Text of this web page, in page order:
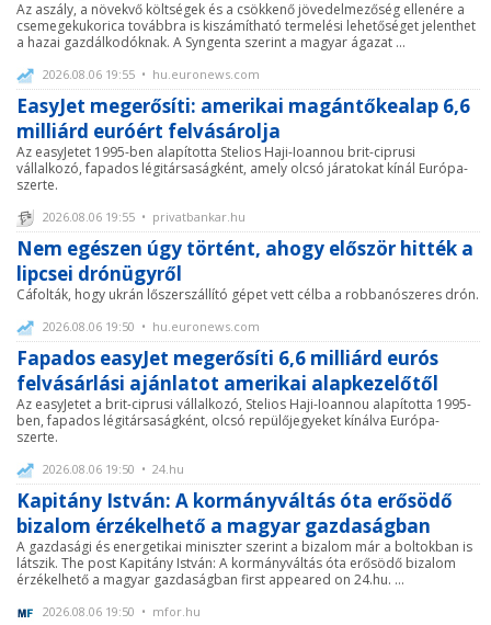
Az aszály, a növekvő költségek és a csökkenő jövedelmezőség ellenére a
csemegekukorica továbbra is kiszámítható termelési lehetőséget jelenthet
a hazai gazdálkodóknak. A Syngenta szerint a magyar ágazat ...
2026.08.06 19:55 • hu.euronews.com
EasyJet megerősíti: amerikai magántőkealap 6,6
milliárd euróért felvásárolja
Az easyJetet 1995-ben alapította Stelios Haji-Ioannou brit-ciprusi
vállalkozó, fapados légitársaságként, amely olcsó járatokat kínál Európa-
szerte.
2026.08.06 19:55 • privatbankar.hu
Nem egészen úgy történt, ahogy először hitték a
lipcsei drónügyről
Cáfolták, hogy ukrán lőszerszállító gépet vett célba a robbanószeres drón.
2026.08.06 19:50 • hu.euronews.com
Fapados easyJet megerősíti 6,6 milliárd eurós
felvásárlási ajánlatot amerikai alapkezelőtől
Az easyJetet a brit-ciprusi vállalkozó, Stelios Haji-Ioannou alapította 1995-
ben, fapados légitársaságként, olcsó repülőjegyeket kínálva Európa-
szerte.
2026.08.06 19:50 • 24.hu
Kapitány István: A kormányváltás óta erősödő
bizalom érzékelhető a magyar gazdaságban
A gazdasági és energetikai miniszter szerint a bizalom már a boltokban is
látszik. The post Kapitány István: A kormányváltás óta erősödő bizalom
érzékelhető a magyar gazdaságban first appeared on 24.hu. ...
2026.08.06 19:50 • mfor.hu